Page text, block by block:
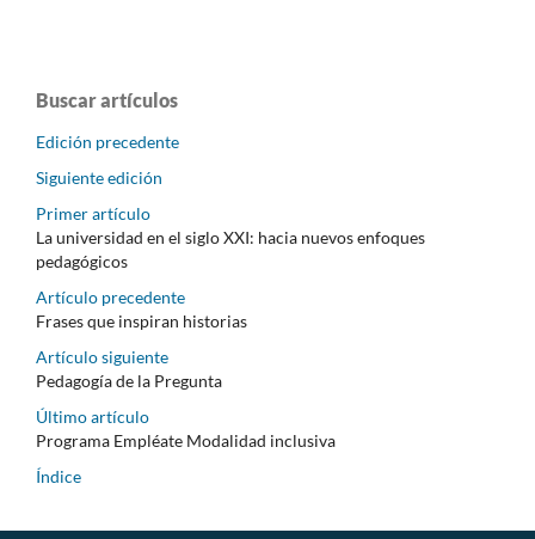
Buscar artículos
Edición precedente
Siguiente edición
Primer artículo
La universidad en el siglo XXI: hacia nuevos enfoques
pedagógicos
Artículo precedente
Frases que inspiran historias
Artículo siguiente
Pedagogía de la Pregunta
Último artículo
Programa Empléate Modalidad inclusiva
Índice